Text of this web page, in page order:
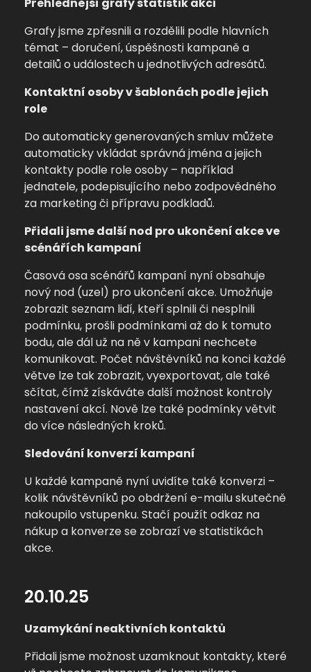
Grafy jsme zpřesnili a rozdělili podle hlavních
témat – doručení, úspěšnosti kampaně a
detailů o událostech u jednotlivých adresátů.
Kontaktní osoby v šablonách podle jejich
role
Do automaticky generovaných smluv můžete
automaticky vkládat správná jména a jejich
kontakty podle role osoby – například
jednatele, podepisujícího nebo zodpovědného
za marketing či přípravu podkladů.
Přidali jsme další nod pro ukončení akce ve
scénářích kampaní
Časová osa scénářů kampaní nyní obsahuje
nový nod (uzel) pro ukončení akce. Umožňuje
zobrazit seznam lidí, kteří splnili či nesplnili
podmínku, prošli podmínkami až do k tomuto
bodu, ale dál už na ně v kampani nechcete
komunikovat. Počet návštěvníků na konci každé
větve lze tak zobrazit, vyexportovat, ale také
sčítat, čímž získáváte další možnost kontroly
nastavení akcí. Nově lze také podmínky větvit
do více následných kroků.
Sledování konverzí kampaní
U každé kampaně nyní uvidíte také konverzi –
kolik návštěvníků po obdržení e-mailu skutečně
nakoupilo vstupenku. Stačí použít odkaz na
nákup a konverze se zobrazí ve statistikách
akce.
20.10.25
Uzamykání neaktivních kontaktů
Přidali jsme možnost uzamknout kontakty, které